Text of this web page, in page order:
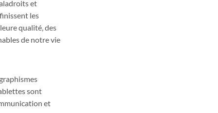
et
les
qualité, des
de notre vie
sont
et